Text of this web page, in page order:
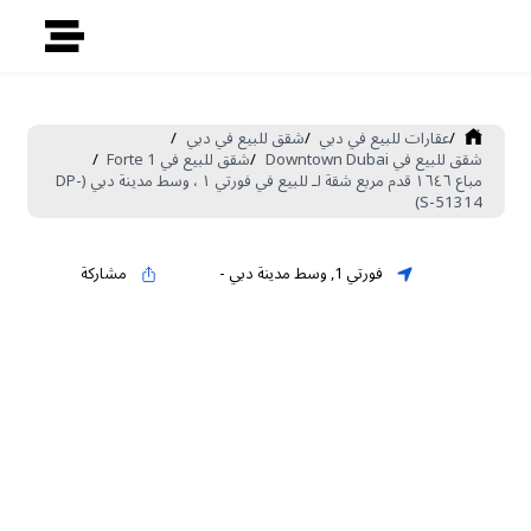
/عقارات للبيع في دبي /شقق للبيع في دبي /
شقق للبيع في Downtown Dubai /شقق للبيع في Forte 1 /
مباع ١٦٤٦ قدم مربع شقة لـ للبيع في فورتي ١ ، وسط مدينة دبي (DP-
S-51314)
فورتي 1 ,وسط مدينة دبي- مشاركة